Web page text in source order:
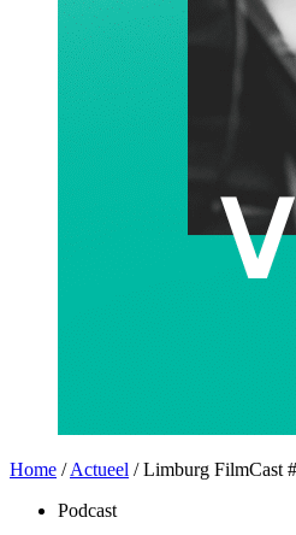
Home / Actueel / Limburg FilmCast
Podcast